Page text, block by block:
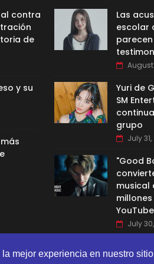
mejor experiencia en nuestro
contra
de
y su
Las
escolar
August
Yuri de
SM
grupo
July
"Good
musical
YouTube
July
GOOYAABI TEMPLATES